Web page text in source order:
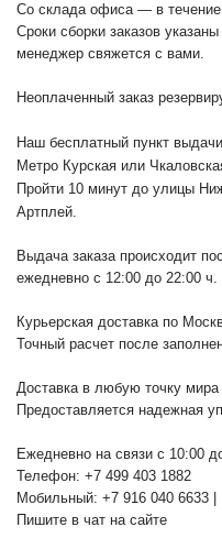
Со склада офиса — в течение
Сроки сборки заказов
менеджер свяжется с вами.
Неоплаченный заказ
Наш бесплатный пункт
Метро Курская или
Пройти 10 минут до улицы
Артплей.
Выдача заказа происходит
ежедневно с 12:00 до 22:00 ч.
Курьерская доставка по
Точный расчет после
Доставка в любую точку
Предоставляется надежная
Ежедневно на связи с 10:00
Телефон: +7 499 403 1882
Мобильный: +7 916 040 6633 |
Пишите в чат на сайте